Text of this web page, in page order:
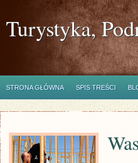
Turystyka,
STRONA GŁÓWNA SPIS TREŚCI